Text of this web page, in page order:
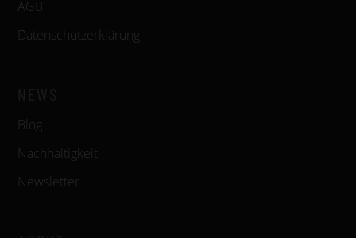
AGB
Datenschutzerklärung
Blog
Nachhaltigkeit
Newsletter